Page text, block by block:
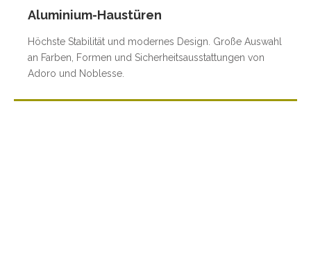
Aluminium-Haustüren
Höchste Stabilität und modernes Design. Große Auswahl
an Farben, Formen und Sicherheitsausstattungen von
Adoro und Noblesse.